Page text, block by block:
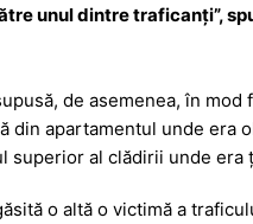
unul dintre traficanți”,
de asemenea, în
din apartamentul unde
superior al clădirii unde era
o altă o victimă a